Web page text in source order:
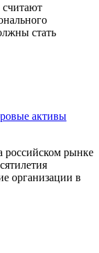
считают
стать
активы
российском рынке
организации в